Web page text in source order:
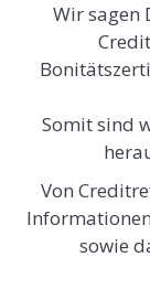
Wir sagen
Somit sind
Von
sowie